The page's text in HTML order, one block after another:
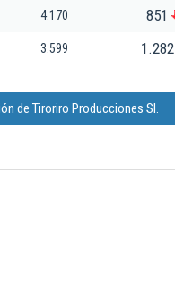
4.170 851
3.599 1.282
de Tiroriro Producciones Sl.